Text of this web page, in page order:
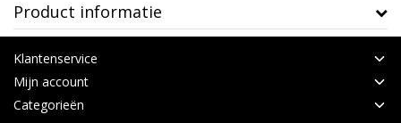
Product informatie
Klantenservice
Mijn account
Categorieën